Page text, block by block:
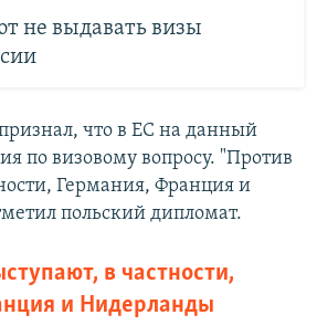
не выдавать визы
что в ЕС на данный
по визовому вопросу. "Против
Германия, Франция и
польский дипломат.
в частности,
и Нидерланды